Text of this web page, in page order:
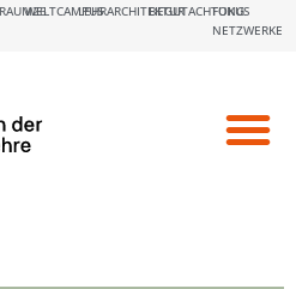
WELTCAMPUSLEHRARCHITEKTURBEGUTACHTUNG
FOKUS
NETZWERKE